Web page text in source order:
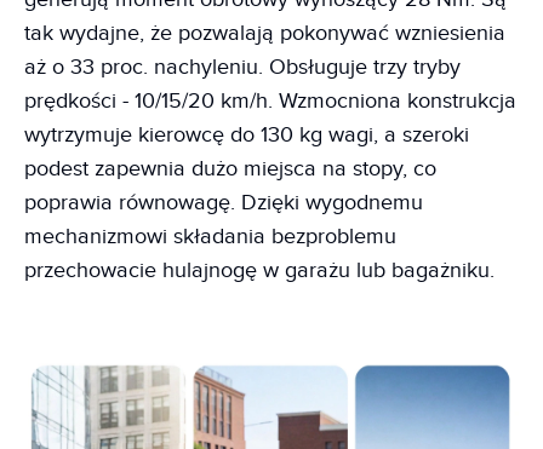
tak wydajne, że pozwalają pokonywać wzniesienia
aż o 33 proc. nachyleniu. Obsługuje trzy tryby
prędkości - 10/15/20 km/h. Wzmocniona konstrukcja
wytrzymuje kierowcę do 130 kg wagi, a szeroki
podest zapewnia dużo miejsca na stopy, co
poprawia równowagę. Dzięki wygodnemu
mechanizmowi składania bezproblemu
przechowacie hulajnogę w garażu lub bagażniku.